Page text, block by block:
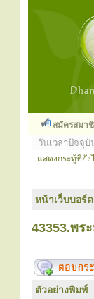
สมัครสมา
วันเวลาปัจจุบั
แสดงกระทู้ที่ยั
หน้าเว็บบอร์ด
43353.พร
ตัวอย่างพิมพ์